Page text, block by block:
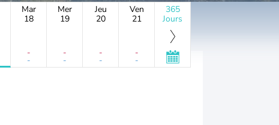
Mar
18
-
-
Mer
19
-
-
Jeu
20
-
-
Ven
21
-
-
365
Jours